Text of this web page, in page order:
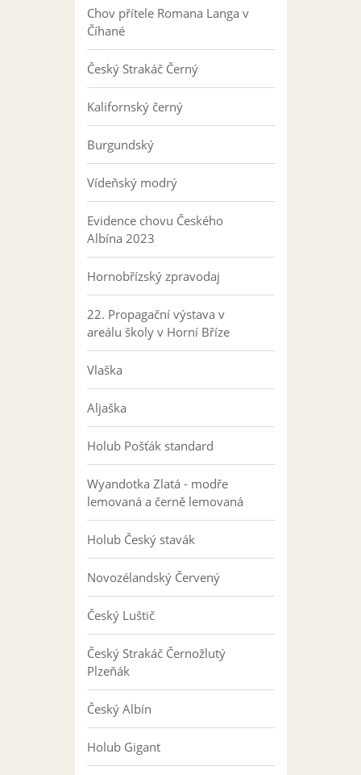
Chov přítele Romana Langa v
Číhané
Český Strakáč Černý
Kalifornský černý
Burgundský
Vídeňský modrý
Evidence chovu Českého
Albína 2023
Hornobřízský zpravodaj
22. Propagační výstava v
areálu školy v Horní Bříze
Vlaška
Aljaška
Holub Pošťák standard
Wyandotka Zlatá - modře
lemovaná a černě lemovaná
Holub Český stavák
Novozélandský Červený
Český Luštič
Český Strakáč Černožlutý
Plzeňák
Český Albín
Holub Gigant